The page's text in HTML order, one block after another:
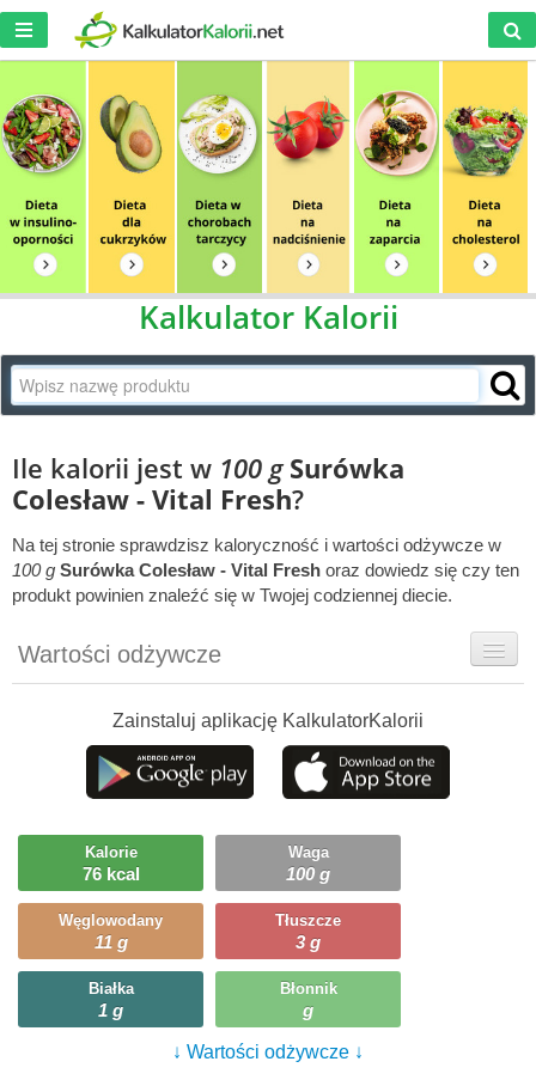
Kalkulator Kalorii
Ile kalorii jest w 100 g Surówka
Colesław - Vital Fresh?
Na tej stronie sprawdzisz kaloryczność i wartości odżywcze w
100 g Surówka Colesław - Vital Fresh oraz dowiedz się czy ten
produkt powinien znaleźć się w Twojej codziennej diecie.
Wartości odżywcze
Ciekawostki
Ile możesz zjeść?
Zainstaluj aplikację KalkulatorKalorii
Kalorie
76 kcal
Waga
100 g
Węglowodany
11 g
Tłuszcze
3 g
Białka
1 g
Błonnik
g
↓ Wartości odżywcze ↓